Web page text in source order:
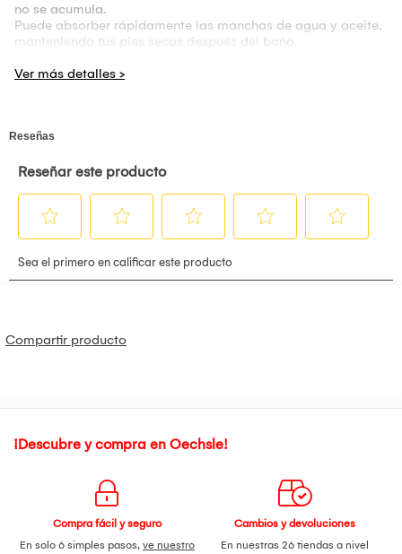
no se acumula.
Puede absorber rápidamente las manchas de agua y aceite,
manteniendo tus pies secos después del baño.
Compartir producto
¡Descubre y compra en Oechsle!
Compra fácil y seguro
En solo 6 simples pasos, ve nuestro
Cambios y devoluciones
En nuestras 26 tiendas a nivel